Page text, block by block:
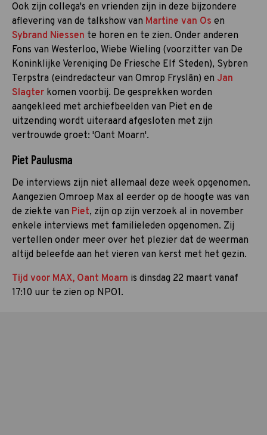
Ook zijn collega's en vrienden zijn in deze bijzondere
aflevering van de talkshow van Martine van Os en
Sybrand Niessen te horen en te zien. Onder anderen
Fons van Westerloo, Wiebe Wieling (voorzitter van De
Koninklijke Vereniging De Friesche Elf Steden), Sybren
Terpstra (eindredacteur van Omrop Fryslân) en Jan
Slagter komen voorbij. De gesprekken worden
aangekleed met archiefbeelden van Piet en de
uitzending wordt uiteraard afgesloten met zijn
vertrouwde groet: 'Oant Moarn'.
Piet Paulusma
De interviews zijn niet allemaal deze week opgenomen.
Aangezien Omroep Max al eerder op de hoogte was van
de ziekte van Piet, zijn op zijn verzoek al in november
enkele interviews met familieleden opgenomen. Zij
vertellen onder meer over het plezier dat de weerman
altijd beleefde aan het vieren van kerst met het gezin.
Tijd voor MAX, Oant Moarn is dinsdag 22 maart vanaf
17:10 uur te zien op NPO1.